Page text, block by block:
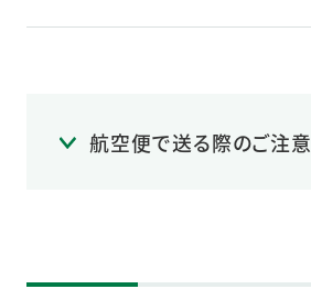
航空便で送る際のご注意